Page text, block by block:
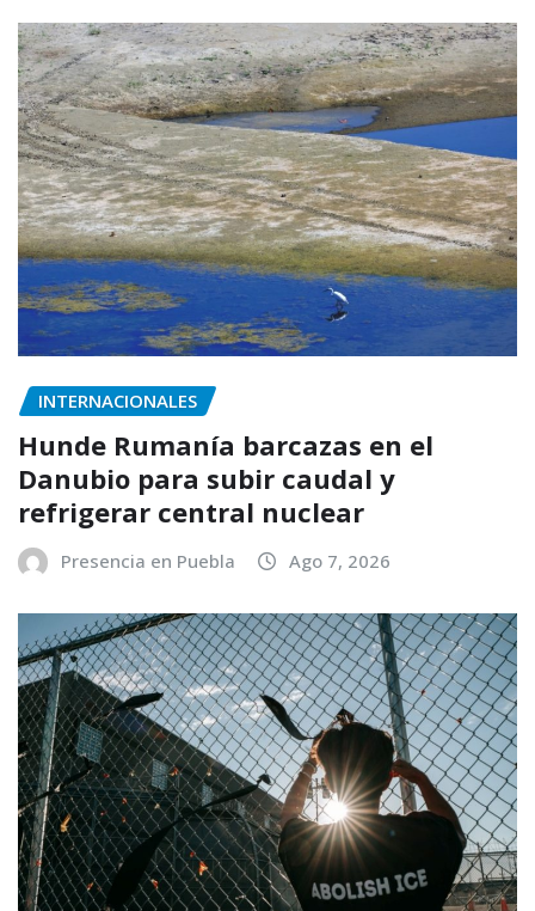
INTERNACIONALES
Hunde Rumanía barcazas en el
Danubio para subir caudal y
refrigerar central nuclear
Presencia en Puebla Ago 7, 2026